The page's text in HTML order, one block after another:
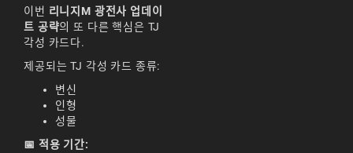
이번 리니지M 광전사 업데이
트 공략의 또 다른 핵심은 TJ
각성 카드다.
제공되는 TJ 각성 카드 종류:
변신
인형
성물
📅 적용 기간: